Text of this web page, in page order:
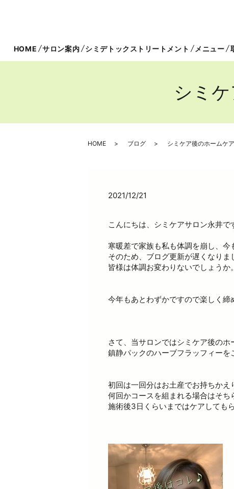
HOME サロン案内 シミデトックストリートメント メニュー
シミ
HOME ブログ シミケア後のホームケ
2021/12/21
こんにちは、シミケアサロン永井で
寒暖差で家族も私も体調を崩し、今
そのため、ブログ更新が遅くなりま
皆様は体調お変わりないでしょうか。
今年もあとわずかですので楽しく締
さて、当サロンではシミケア後のホ
鎮静パックのハーブフラッフィーを
初回は一回分はお土産でお持ちかえ
何回かコースを組まれる場合はそち
施術後3日くらいまではケアしてもら